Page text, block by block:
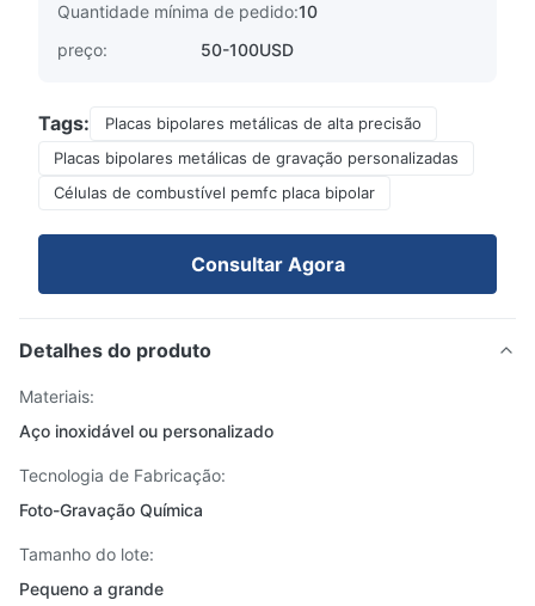
Quantidade mínima de pedido:10
preço:
50-100USD
Tags:
Placas bipolares metálicas de alta precisão
Placas bipolares metálicas de gravação personalizadas
Células de combustível pemfc placa bipolar
Consultar Agora
Detalhes do produto
Materiais:
Aço inoxidável ou personalizado
Tecnologia de Fabricação:
Foto-Gravação Química
Tamanho do lote:
Pequeno a grande